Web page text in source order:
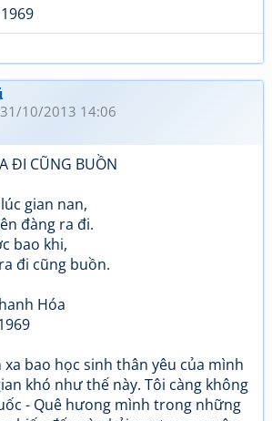
10/2013 14:06
ĐI CŨNG BUỒN
gian nan,
đàng ra đi.
bao khi,
đi cũng buồn.
Hóa
bao học sinh thân yêu của mình
khó như thế này. Tôi càng không
- Quê hưong mình trong những